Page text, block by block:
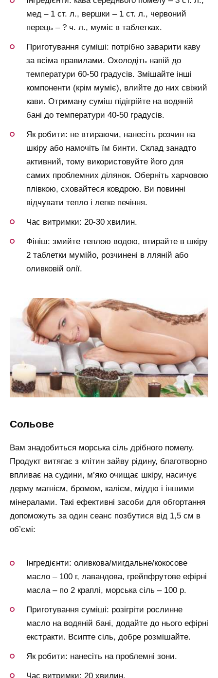
мед – 1 ст. л., вершки – 1 ст. л., червоний
перець – ? ч. л., муміє в таблетках.
Приготування суміші: потрібно заварити каву
за всіма правилами. Охолодіть напій до
температури 60-50 градусів. Змішайте інші
компоненти (крім муміє), влийте до них свіжий
кави. Отриману суміш підігрійте на водяній
бані до температури 40-50 градусів.
Як робити: не втираючи, нанесіть розчин на
шкіру або намочіть їм бинти. Склад занадто
активний, тому використовуйте його для
самих проблемних ділянок. Оберніть харчовою
плівкою, сховайтеся ковдрою. Ви повинні
відчувати тепло і легке печіння.
Час витримки: 20-30 хвилин.
Фініш: змийте теплою водою, втирайте в шкіру
2 таблетки мумійо, розчинені в лляній або
оливковій олії.
сольове
Вам знадобиться морська сіль дрібного помелу.
Продукт витягає з клітин зайву рідину, благотворно
впливає на судини, м’яко очищає шкіру, насичує
дерму магнієм, бромом, калієм, міддю і іншими
мінералами. Такі ефективні засоби для обгортання
допоможуть за один сеанс позбутися від 1,5 см в
об’ємі:
Інгредієнти: оливкова/мигдальне/кокосове
масло – 100 г, лавандова, грейпфрутове ефірні
масла – по 2 краплі, морська сіль – 100 р.
Приготування суміші: розігріти рослинне
масло на водяній бані, додайте до нього ефірні
екстракти. Всипте сіль, добре розмішайте.
Як робити: нанесіть на проблемні зони.
Час витримки: 20 хвилин.